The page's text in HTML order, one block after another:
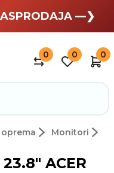
—❯ —❯
0 0 0
Monitori
ACER